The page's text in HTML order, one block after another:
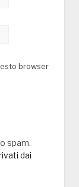
browser
spam.
dai